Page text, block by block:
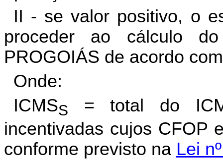
II - se valor positivo, o
proceder ao cálculo
PROGOIÁS de acordo
Onde:
ICMSS
= total do
incentivadas cujos CFOP
conforme previsto na Lei